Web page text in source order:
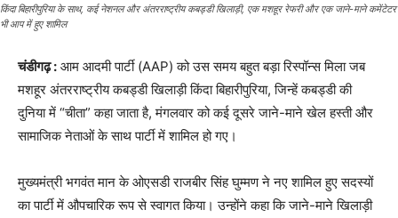
किंदा बिहारीपुरिया के साथ, कई नेशनल और अंतरराष्ट्रीय कबड्डी खिलाड़ी, एक मशहूर रेफरी और एक जाने-माने कमेंटेटर
भी आप में हुए शामिल
चंडीगढ़ : आम आदमी पार्टी (AAP) को उस समय बहुत बड़ा रिस्पॉन्स मिला जब
मशहूर अंतरराष्ट्रीय कबड्डी खिलाड़ी किंदा बिहारीपुरिया, जिन्हें कबड्डी की
दुनिया में “चीता” कहा जाता है, मंगलवार को कई दूसरे जाने-माने खेल हस्ती और
सामाजिक नेताओं के साथ पार्टी में शामिल हो गए।
मुख्यमंत्री भगवंत मान के ओएसडी राजबीर सिंह घुम्मण ने नए शामिल हुए सदस्यों
का पार्टी में औपचारिक रूप से स्वागत किया। उन्होंने कहा कि जाने-माने खिलाड़ी